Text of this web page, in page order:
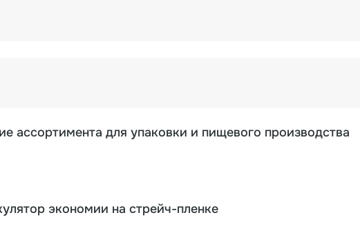
ассортимента для упаковки и пищевого производства
экономии на стрейч-пленке